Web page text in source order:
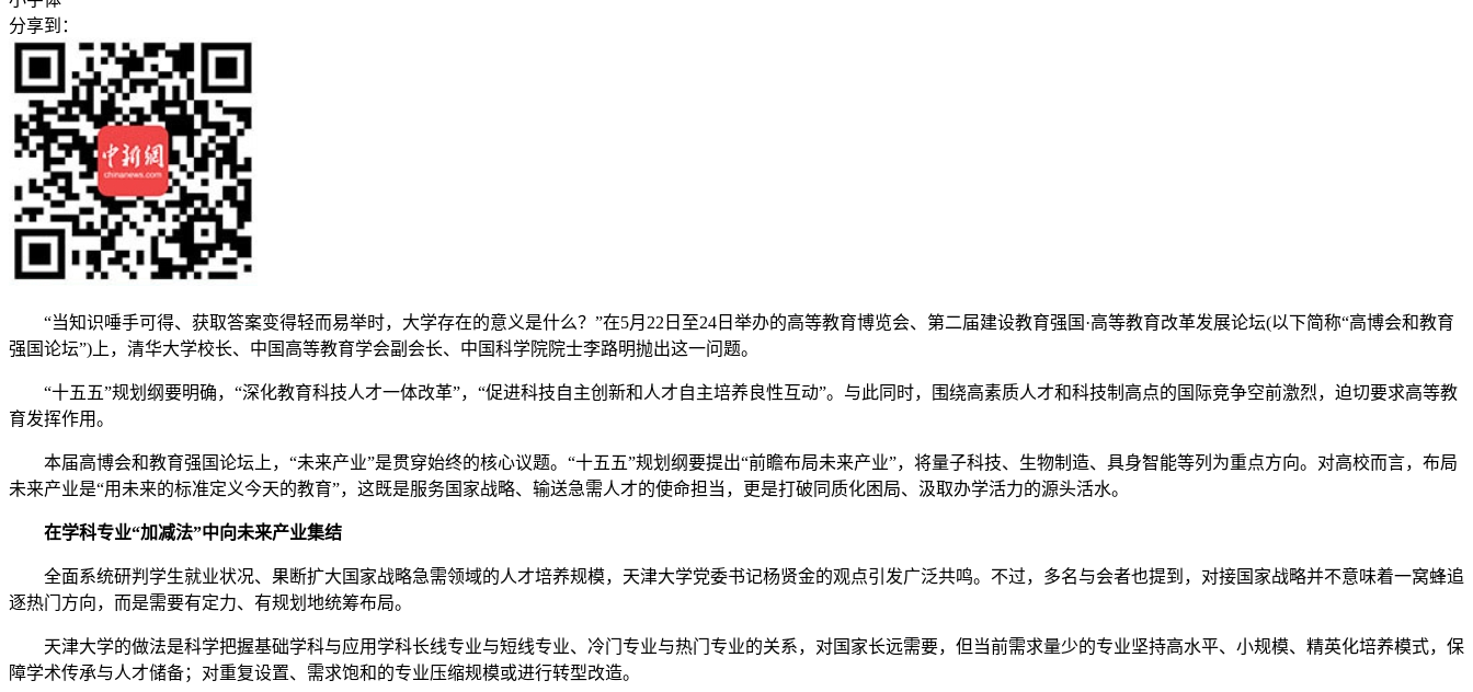
分享到：
“当知识唾手可得、获取答案变得轻而易举时，大学存在的意义是什么？”在5月22日至24日举办的高等教育博览会、第二届建设教育强国·高等教育改革发展论坛(以下简称“高博会和教育
强国论坛”)上，清华大学校长、中国高等教育学会副会长、中国科学院院士李路明抛出这一问题。
“十五五”规划纲要明确，“深化教育科技人才一体改革”，“促进科技自主创新和人才自主培养良性互动”。与此同时，围绕高素质人才和科技制高点的国际竞争空前激烈，迫切要求高等教
育发挥作用。
本届高博会和教育强国论坛上，“未来产业”是贯穿始终的核心议题。“十五五”规划纲要提出“前瞻布局未来产业”，将量子科技、生物制造、具身智能等列为重点方向。对高校而言，布局
未来产业是“用未来的标准定义今天的教育”，这既是服务国家战略、输送急需人才的使命担当，更是打破同质化困局、汲取办学活力的源头活水。
在学科专业“加减法”中向未来产业集结
全面系统研判学生就业状况、果断扩大国家战略急需领域的人才培养规模，天津大学党委书记杨贤金的观点引发广泛共鸣。不过，多名与会者也提到，对接国家战略并不意味着一窝蜂追
逐热门方向，而是需要有定力、有规划地统筹布局。
天津大学的做法是科学把握基础学科与应用学科长线专业与短线专业、冷门专业与热门专业的关系，对国家长远需要，但当前需求量少的专业坚持高水平、小规模、精英化培养模式，保
障学术传承与人才储备；对重复设置、需求饱和的专业压缩规模或进行转型改造。